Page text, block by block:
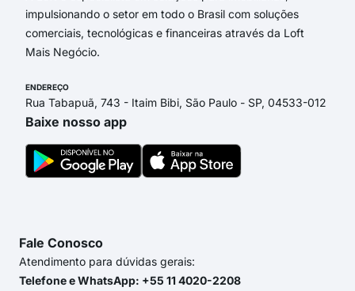
impulsionando o setor em todo o Brasil com soluções
comerciais, tecnológicas e financeiras através da Loft
Mais Negócio.
ENDEREÇO
Rua Tabapuã, 743 - Itaim Bibi, São Paulo - SP, 04533-012
Baixe nosso app
Fale Conosco
Atendimento para dúvidas gerais:
Telefone e WhatsApp: +55 11 4020-2208